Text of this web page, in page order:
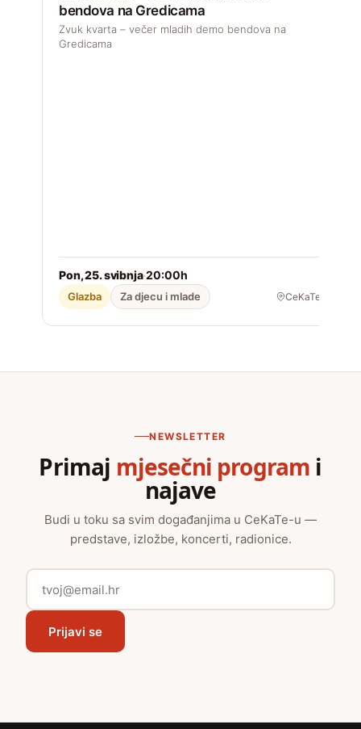
bendova na Gredicama
Zvuk kvarta – večer mladih demo bendova na
Gredicama
Pon, 25. svibnja·20:00h
Glazba Za djecu i mlade CeKaTe
NEWSLETTER
Primaj mjesečni program i
najave
Budi u toku sa svim događanjima u CeKaTe-u —
predstave, izložbe, koncerti, radionice.
Prijavi se